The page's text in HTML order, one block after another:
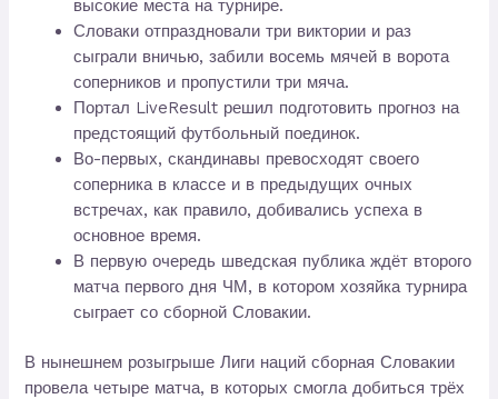
высокие места на турнире.
Словаки отпраздновали три виктории и раз
сыграли вничью, забили восемь мячей в ворота
соперников и пропустили три мяча.
Портал LiveResult решил подготовить прогноз на
предстоящий футбольный поединок.
Во-первых, скандинавы превосходят своего
соперника в классе и в предыдущих очных
встречах, как правило, добивались успеха в
основное время.
В первую очередь шведская публика ждёт второго
матча первого дня ЧМ, в котором хозяйка турнира
сыграет со сборной Словакии.
В нынешнем розыгрыше Лиги наций сборная Словакии
провела четыре матча, в которых смогла добиться трёх